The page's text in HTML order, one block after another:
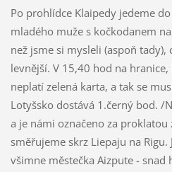
Po prohlídce Klaipedy jedeme
mladého muže s kočkodanem
než jsme si mysleli (aspoň tady),
levnější. V 15,40 hod na
neplatí zelená karta, a tak se
Lotyšsko dostává 1.černý bod. /
a je námi označeno za proklatou
směřujeme skrz Liepaju na Rigu.
všimne městečka Aizpute - snad